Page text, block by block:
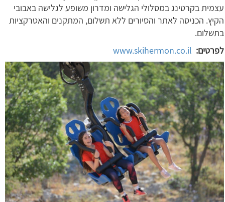
עצמית בקרטינג במסלולי הגלישה ומדרון משופע לגלישה באבובי
הקיץ. הכניסה לאתר והסיורים ללא תשלום, המתקנים והאטרקציות
בתשלום.
לפרטים: www.skihermon.co.il